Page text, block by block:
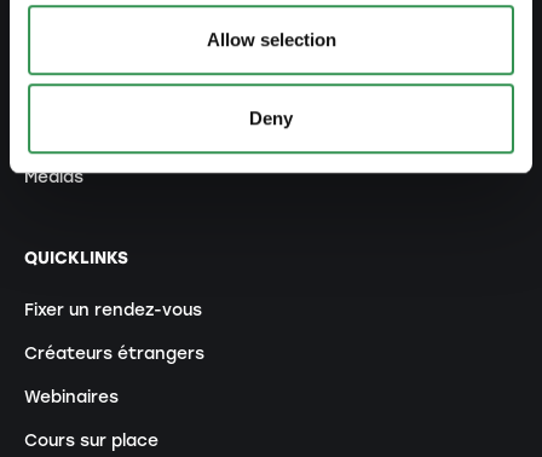
Allow selection
Deny
Notre équipe
Médias
QUICKLINKS
Fixer un rendez-vous
Créateurs étrangers
Webinaires
Cours sur place